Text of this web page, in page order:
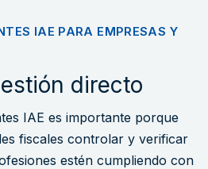
IAE PARA EMPRESAS Y
directo
IAE es importante porque
fiscales controlar y verificar
estén cumpliendo con